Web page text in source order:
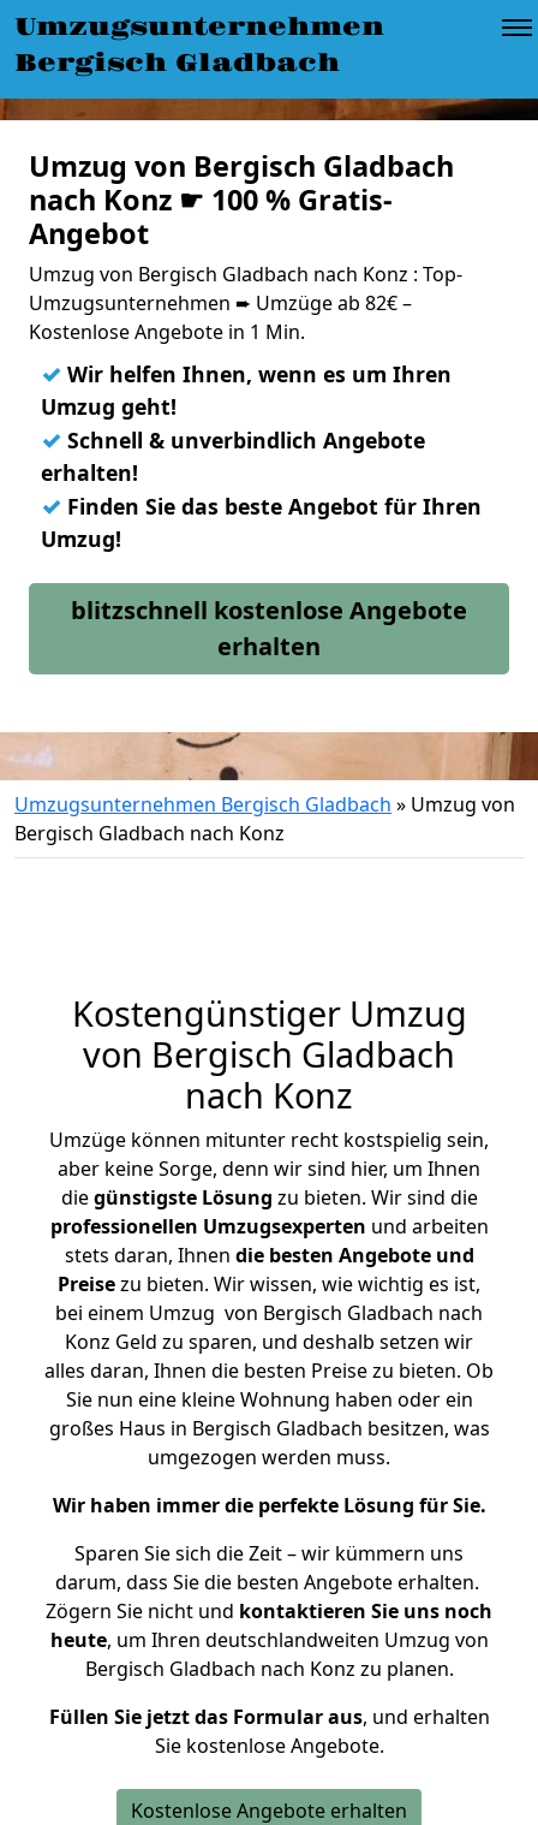
Umzugsunternehmen
Bergisch Gladbach
Umzug von Bergisch Gladbach
nach Konz ☛ 100 % Gratis-
Angebot
Umzug von Bergisch Gladbach nach Konz : Top-
Umzugsunternehmen ➨ Umzüge ab 82€ –
Kostenlose Angebote in 1 Min.
✓ Wir helfen Ihnen, wenn es um Ihren
Umzug geht!
✓ Schnell & unverbindlich Angebote
erhalten!
✓ Finden Sie das beste Angebot für Ihren
Umzug!
blitzschnell kostenlose Angebote
erhalten
Umzugsunternehmen Bergisch Gladbach » Umzug von
Bergisch Gladbach nach Konz
Kostengünstiger Umzug
von Bergisch Gladbach
nach Konz
Umzüge können mitunter recht kostspielig sein,
aber keine Sorge, denn wir sind hier, um Ihnen
diegünstigste Lösung zu bieten. Wir sind die
professionellen Umzugsexperten und arbeiten
stets daran, Ihnen die besten Angebote und
Preisezu bieten. Wir wissen, wie wichtig es ist,
bei einem Umzug von Bergisch Gladbach nach
Konz Geld zu sparen, und deshalb setzen wir
alles daran, Ihnen die besten Preise zu bieten. Ob
Sie nun eine kleine Wohnung haben oder ein
großes Haus in Bergisch Gladbach besitzen, was
umgezogen werden muss.
Wir haben immer die perfekte Lösung für Sie.
Sparen Sie sich die Zeit – wir kümmern uns
darum, dass Sie die besten Angebote erhalten.
Zögern Sie nicht und kontaktieren Sie uns noch
heute, um Ihren deutschlandweiten Umzug von
Bergisch Gladbach nach Konz zu planen.
Füllen Sie jetzt das Formular aus, und erhalten
Sie kostenlose Angebote.
Kostenlose Angebote erhalten